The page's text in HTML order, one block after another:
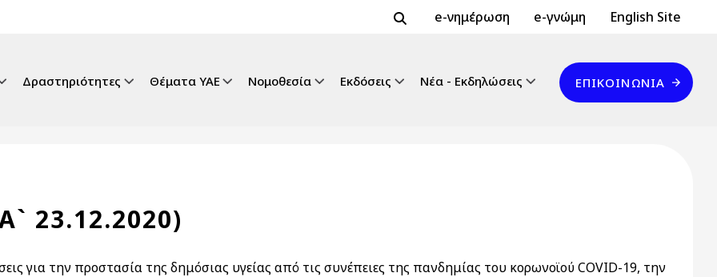
Header Top 2
e-νημέρωση e-γνώμη Header Top
English Site
Δραστηριότητες Θέματα ΥΑΕ Νομοθεσία Εκδόσεις Νέα - Εκδηλώσεις
Επικοινωνία
ΕΠΙΚΟΙΝΩΝΊΑ
23.12.2020)
για την προστασία της δημόσιας υγείας από τις συνέπειες της πανδημίας του κορωνοϊού COVID-19, την